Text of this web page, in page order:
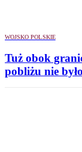
WOJSKO POLSKIE
Tuż obok
pobliżu nie